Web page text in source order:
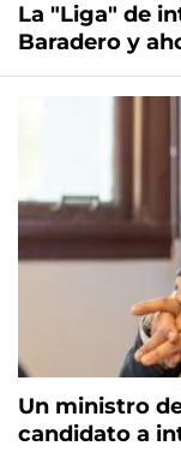
La "Liga" de
Baradero y
Un ministro
candidato a